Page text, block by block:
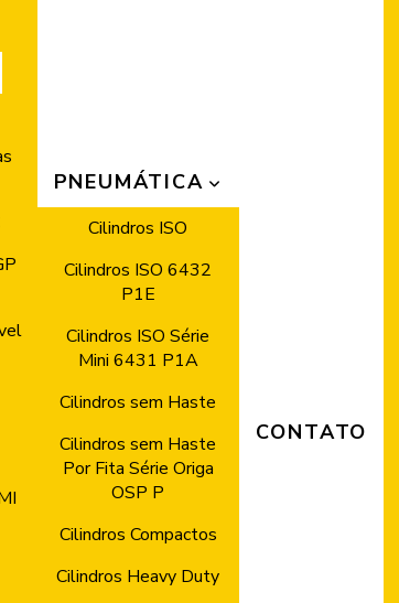
PNEUMÁTICA
Cilindros ISO
Cilindros ISO 6432
P1E
Cilindros ISO Série
Mini 6431 P1A
Cilindros sem Haste
Cilindros sem Haste
Por Fita Série Origa
OSP P
Cilindros Compactos
Cilindros Heavy Duty
CONTATO